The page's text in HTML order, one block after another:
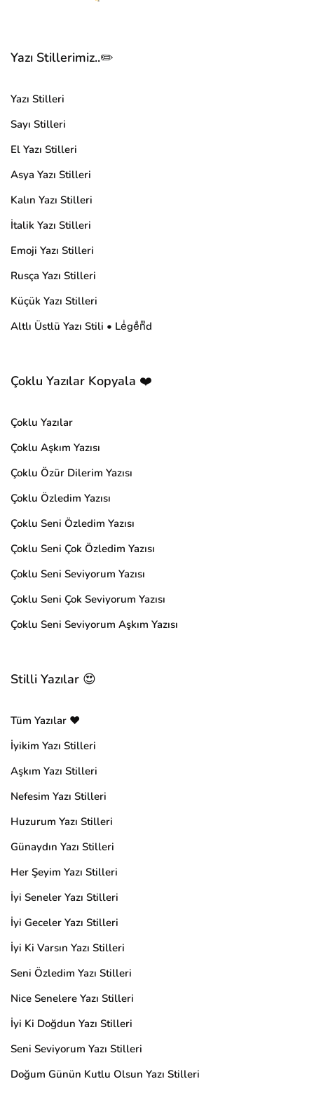
Yazı Stillerimiz..✏️
Yazı Stilleri
Sayı Stilleri
El Yazı Stilleri
Asya Yazı Stilleri
Kalın Yazı Stilleri
İtalik Yazı Stilleri
Emoji Yazı Stilleri
Rusça Yazı Stilleri
Küçük Yazı Stilleri
Altlı Üstlü Yazı Stili • Leͥgeͣnͫd
Çoklu Yazılar Kopyala ❤️
Çoklu Yazılar
Çoklu Aşkım Yazısı
Çoklu Özür Dilerim Yazısı
Çoklu Özledim Yazısı
Çoklu Seni Özledim Yazısı
Çoklu Seni Çok Özledim Yazısı
Çoklu Seni Seviyorum Yazısı
Çoklu Seni Çok Seviyorum Yazısı
Çoklu Seni Seviyorum Aşkım Yazısı
Stilli Yazılar 😍
Tüm Yazılar ❤️
İyikim Yazı Stilleri
Aşkım Yazı Stilleri
Nefesim Yazı Stilleri
Huzurum Yazı Stilleri
Günaydın Yazı Stilleri
Her Şeyim Yazı Stilleri
İyi Seneler Yazı Stilleri
İyi Geceler Yazı Stilleri
İyi Ki Varsın Yazı Stilleri
Seni Özledim Yazı Stilleri
Nice Senelere Yazı Stilleri
İyi Ki Doğdun Yazı Stilleri
Seni Seviyorum Yazı Stilleri
Doğum Günün Kutlu Olsun Yazı Stilleri